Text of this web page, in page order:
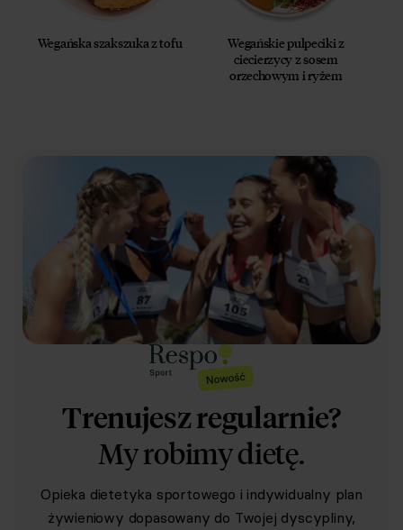
Wegańska szakszuka z tofu
Wegańskie pulpeciki z
ciecierzycy z sosem
orzechowym i ryżem
Trenujesz regularnie?
My robimy dietę.
Opieka dietetyka sportowego i indywidualny plan
żywieniowy dopasowany do Twojej dyscypliny,